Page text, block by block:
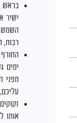
בראש
ישיר
השמש
רבות,
ימים
מפני
אותו